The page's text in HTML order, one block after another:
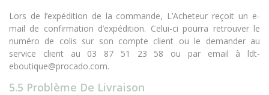
Lors de l’expédition de la commande, L’Acheteur reçoit un e-
mail de confirmation d’expédition. Celui-ci pourra retrouver le
numéro de colis sur son compte client ou le demander au
service client au 03 87 51 23 58 ou par email à ldt-
eboutique@procado.com.
5.5 Problème De Livraison